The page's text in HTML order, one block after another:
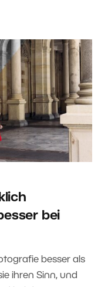
bei
besser als
ihren Sinn, und